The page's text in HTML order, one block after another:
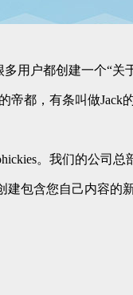
用户都创建一个“关
都，有条叫做Jack的
。我们的公司
建包含您自己内容的